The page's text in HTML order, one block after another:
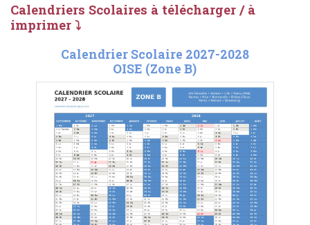
Calendriers Scolaires à télécharger / à
imprimer ⤵
Calendrier Scolaire 2027-2028
OISE (Zone B)